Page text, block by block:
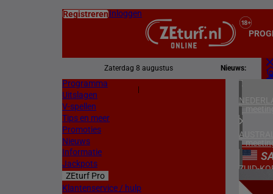
RegistrerenInloggen
Zaterdag 8 augustus Nieuws:
Programma
Uitslagen
V-spellen
Tips en meer
Promoties
Nieuws
Informatie
Jackpots
ZEturf Pro
Klantenservice / hulp
1
1
ZUID-
5